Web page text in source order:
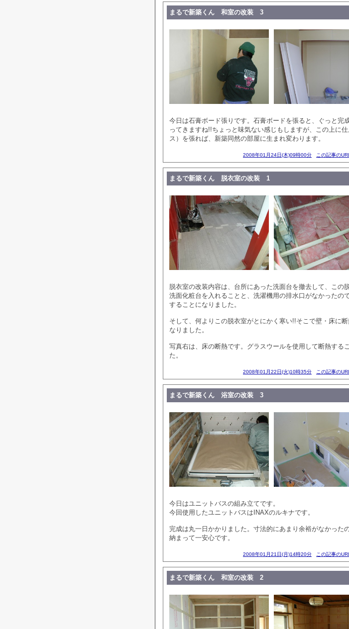
まるで新築くん 和室の改装 3
今日は石膏ボード張りです。石膏ボードを張ると、ぐっと完
ってきますね!!ちょっと味気ない感じもしますが、この上に
ス）を張れば、新築同然の部屋に生まれ変わります。
2008年01月24日(木)09時00分 この記事のURL
まるで新築くん 脱衣室の改装 1
脱衣室の改装内容は、台所にあった洗面台を撤去して、この
洗面化粧台を入れることと、洗濯機用の排水口がなかったの
することになりました。
そして、何よりこの脱衣室がとにかく寒い!!そこで壁・床に
なりました。
写真右は、床の断熱です。グラスウールを使用して断熱する
た。
2008年01月22日(火)10時35分 この記事のURL
まるで新築くん 浴室の改装 3
今日はユニットバスの組み立てです。
今回使用したユニットバスはINAXのルキナです。
完成は丸一日かかりました。寸法的にあまり余裕がなかった
納まって一安心です。
2008年01月21日(月)14時20分 この記事のURL
まるで新築くん 和室の改装 2